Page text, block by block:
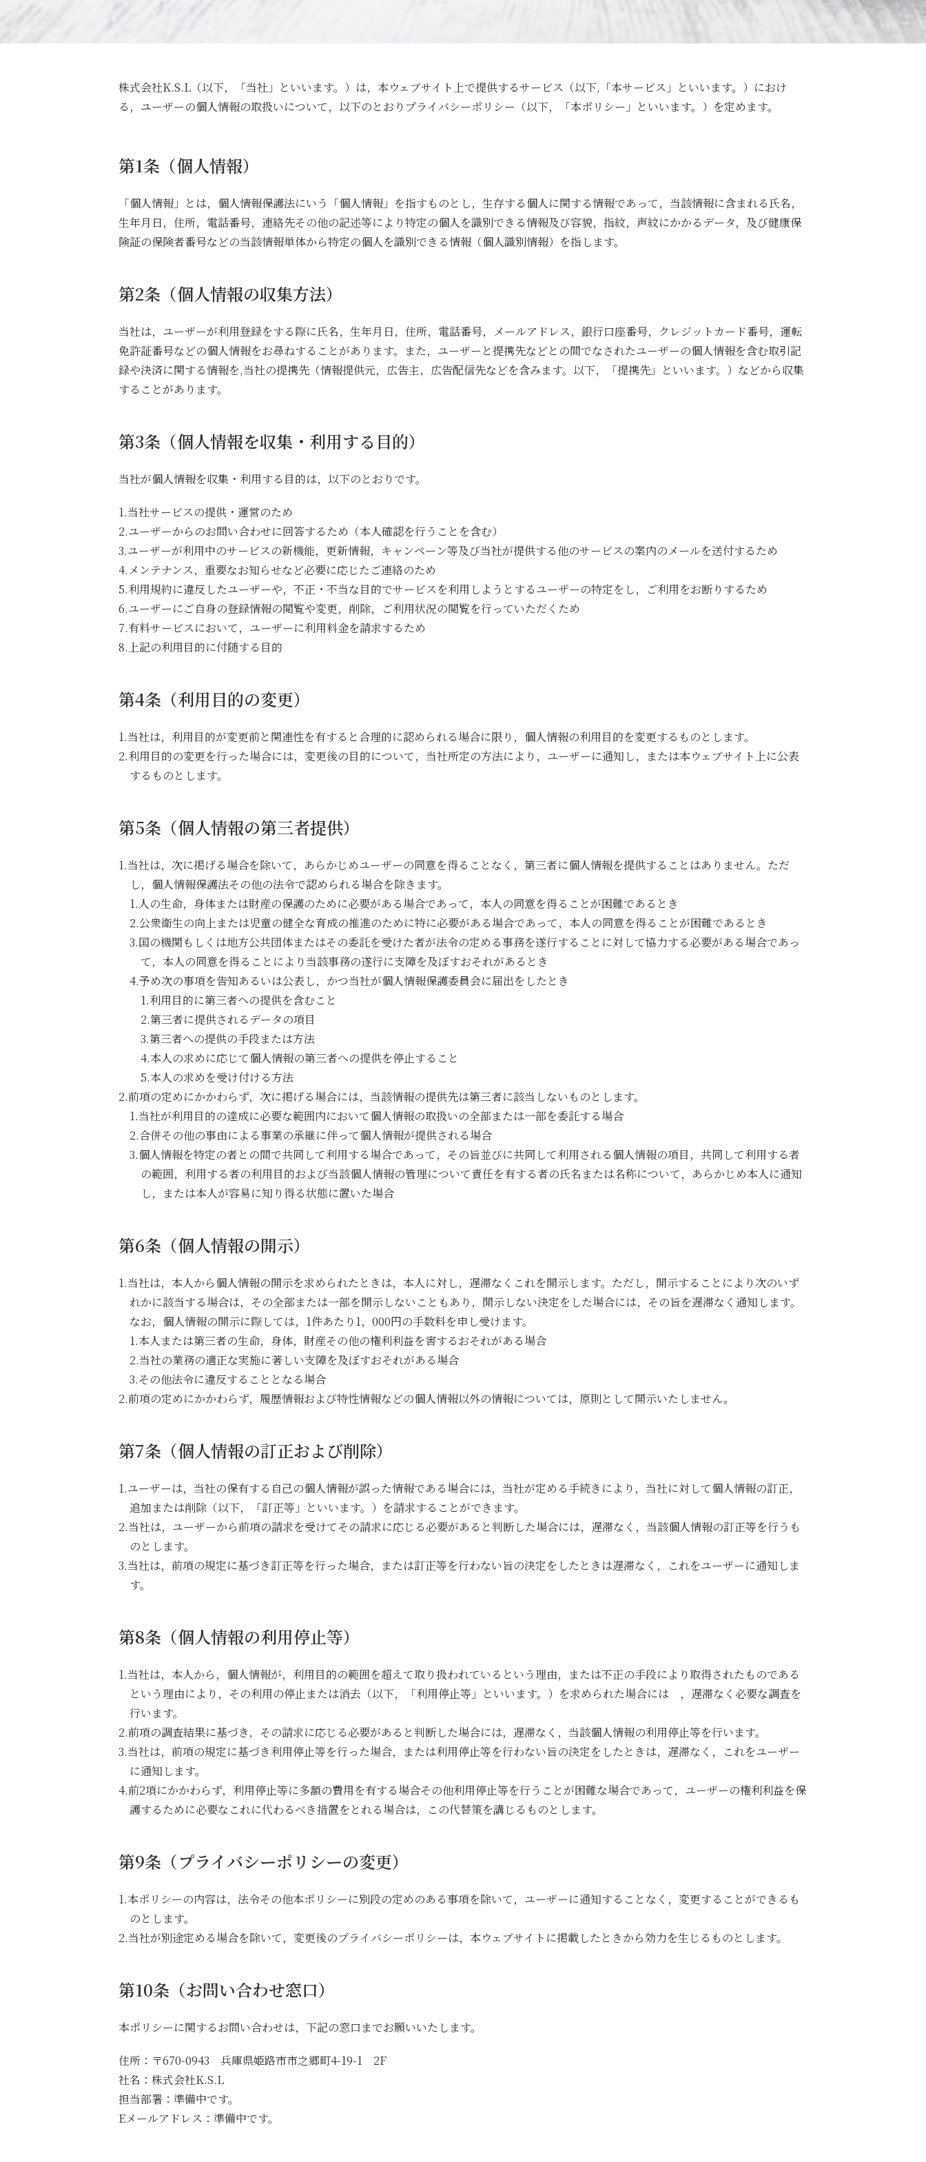
株式会社K.S.L（以下，「当社」といいます。）は，本ウェブサイト上で提供するサービス（以下,「本サービス」といいます。）におけ
る，ユーザーの個人情報の取扱いについて，以下のとおりプライバシーポリシー（以下，「本ポリシー」といいます。）を定めます。
第1条（個人情報）
「個人情報」とは，個人情報保護法にいう「個人情報」を指すものとし，生存する個人に関する情報であって，当該情報に含まれる氏名，
生年月日，住所，電話番号，連絡先その他の記述等により特定の個人を識別できる情報及び容貌，指紋，声紋にかかるデータ，及び健康保
険証の保険者番号などの当該情報単体から特定の個人を識別できる情報（個人識別情報）を指します。
第2条（個人情報の収集方法）
当社は，ユーザーが利用登録をする際に氏名，生年月日，住所，電話番号，メールアドレス，銀行口座番号，クレジットカード番号，運転
免許証番号などの個人情報をお尋ねすることがあります。また，ユーザーと提携先などとの間でなされたユーザーの個人情報を含む取引記
録や決済に関する情報を,当社の提携先（情報提供元，広告主，広告配信先などを含みます。以下，「提携先」といいます。）などから収集
することがあります。
第3条（個人情報を収集・利用する目的）
当社が個人情報を収集・利用する目的は，以下のとおりです。
1.当社サービスの提供・運営のため
2.ユーザーからのお問い合わせに回答するため（本人確認を行うことを含む）
3.ユーザーが利用中のサービスの新機能，更新情報，キャンペーン等及び当社が提供する他のサービスの案内のメールを送付するため
4.メンテナンス，重要なお知らせなど必要に応じたご連絡のため
5.利用規約に違反したユーザーや，不正・不当な目的でサービスを利用しようとするユーザーの特定をし，ご利用をお断りするため
6.ユーザーにご自身の登録情報の閲覧や変更，削除，ご利用状況の閲覧を行っていただくため
7.有料サービスにおいて，ユーザーに利用料金を請求するため
8.上記の利用目的に付随する目的
第4条（利用目的の変更）
1.当社は，利用目的が変更前と関連性を有すると合理的に認められる場合に限り，個人情報の利用目的を変更するものとします。
2.利用目的の変更を行った場合には，変更後の目的について，当社所定の方法により，ユーザーに通知し，または本ウェブサイト上に公表
するものとします。
第5条（個人情報の第三者提供）
1.当社は，次に掲げる場合を除いて，あらかじめユーザーの同意を得ることなく，第三者に個人情報を提供することはありません。ただ
し，個人情報保護法その他の法令で認められる場合を除きます。
1.人の生命，身体または財産の保護のために必要がある場合であって，本人の同意を得ることが困難であるとき
2.公衆衛生の向上または児童の健全な育成の推進のために特に必要がある場合であって，本人の同意を得ることが困難であるとき
3.国の機関もしくは地方公共団体またはその委託を受けた者が法令の定める事務を遂行することに対して協力する必要がある場合であっ
て，本人の同意を得ることにより当該事務の遂行に支障を及ぼすおそれがあるとき
4.予め次の事項を告知あるいは公表し，かつ当社が個人情報保護委員会に届出をしたとき
1.利用目的に第三者への提供を含むこと
2.第三者に提供されるデータの項目
3.第三者への提供の手段または方法
4.本人の求めに応じて個人情報の第三者への提供を停止すること
5.本人の求めを受け付ける方法
2.前項の定めにかかわらず，次に掲げる場合には，当該情報の提供先は第三者に該当しないものとします。
1.当社が利用目的の達成に必要な範囲内において個人情報の取扱いの全部または一部を委託する場合
2.合併その他の事由による事業の承継に伴って個人情報が提供される場合
3.個人情報を特定の者との間で共同して利用する場合であって，その旨並びに共同して利用される個人情報の項目，共同して利用する者
の範囲，利用する者の利用目的および当該個人情報の管理について責任を有する者の氏名または名称について，あらかじめ本人に通知
し，または本人が容易に知り得る状態に置いた場合
第6条（個人情報の開示）
1.当社は，本人から個人情報の開示を求められたときは，本人に対し，遅滞なくこれを開示します。ただし，開示することにより次のいず
れかに該当する場合は，その全部または一部を開示しないこともあり，開示しない決定をした場合には，その旨を遅滞なく通知します。
なお，個人情報の開示に際しては，1件あたり1，000円の手数料を申し受けます。
1.本人または第三者の生命，身体，財産その他の権利利益を害するおそれがある場合
2.当社の業務の適正な実施に著しい支障を及ぼすおそれがある場合
3.その他法令に違反することとなる場合
2.前項の定めにかかわらず，履歴情報および特性情報などの個人情報以外の情報については，原則として開示いたしません。
第7条（個人情報の訂正および削除）
1.ユーザーは，当社の保有する自己の個人情報が誤った情報である場合には，当社が定める手続きにより，当社に対して個人情報の訂正，
追加または削除（以下，「訂正等」といいます。）を請求することができます。
2.当社は，ユーザーから前項の請求を受けてその請求に応じる必要があると判断した場合には，遅滞なく，当該個人情報の訂正等を行うも
のとします。
3.当社は，前項の規定に基づき訂正等を行った場合，または訂正等を行わない旨の決定をしたときは遅滞なく，これをユーザーに通知しま
す。
第8条（個人情報の利用停止等）
1.当社は，本人から，個人情報が，利用目的の範囲を超えて取り扱われているという理由，または不正の手段により取得されたものである
という理由により，その利用の停止または消去（以下，「利用停止等」といいます。）を求められた場合には ，遅滞なく必要な調査を
行います。
2.前項の調査結果に基づき，その請求に応じる必要があると判断した場合には，遅滞なく，当該個人情報の利用停止等を行います。
3.当社は，前項の規定に基づき利用停止等を行った場合，または利用停止等を行わない旨の決定をしたときは，遅滞なく，これをユーザー
に通知します。
4.前2項にかかわらず，利用停止等に多額の費用を有する場合その他利用停止等を行うことが困難な場合であって，ユーザーの権利利益を保
護するために必要なこれに代わるべき措置をとれる場合は，この代替策を講じるものとします。
第9条（プライバシーポリシーの変更）
1.本ポリシーの内容は，法令その他本ポリシーに別段の定めのある事項を除いて，ユーザーに通知することなく，変更することができるも
のとします。
2.当社が別途定める場合を除いて，変更後のプライバシーポリシーは，本ウェブサイトに掲載したときから効力を生じるものとします。
第10条（お問い合わせ窓口）
本ポリシーに関するお問い合わせは，下記の窓口までお願いいたします。
住所：〒670-0943 兵庫県姫路市市之郷町4-19-1 2F
社名：株式会社K.S.L
担当部署：準備中です。
Eメールアドレス：準備中です。